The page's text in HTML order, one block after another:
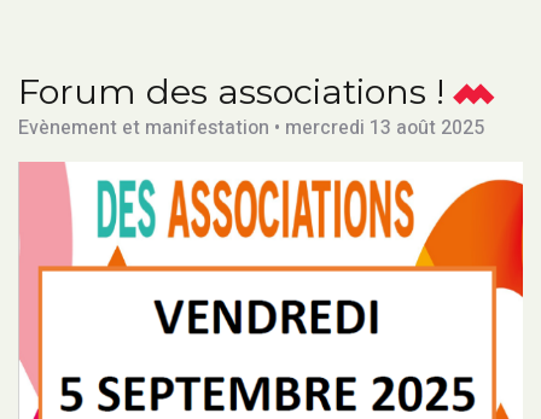
Forum des associations !
Evènement et manifestation • mercredi 13 août 2025